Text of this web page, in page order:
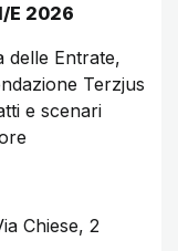
E 2026
delle Entrate,
Terzjus
e scenari
Chiese, 2